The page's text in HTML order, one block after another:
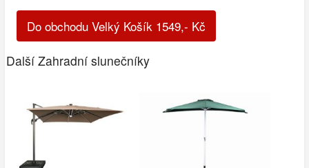
Do obchodu Velký Košík 1549,- Kč
Další Zahradní slunečníky